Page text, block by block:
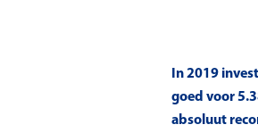
In 2019
goed voor
absoluut